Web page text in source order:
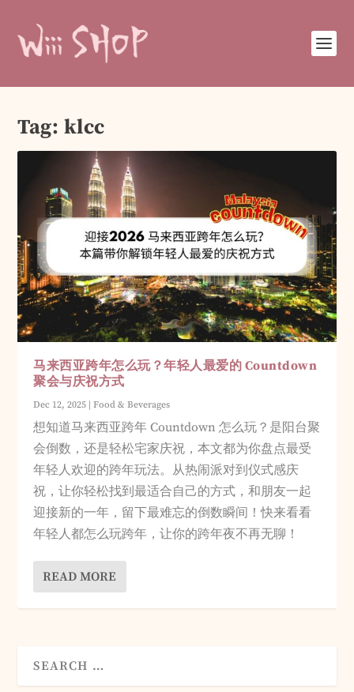
Tag: klcc
马来西亚跨年怎么玩？年轻人最爱的 Countdown
聚会与庆祝方式
Dec 12, 2025 |Food & Beverages
想知道马来西亚跨年 Countdown 怎么玩？是阳台聚
会倒数，还是轻松宅家庆祝，本文都为你盘点最受
年轻人欢迎的跨年玩法。从热闹派对到仪式感庆
祝，让你轻松找到最适合自己的方式，和朋友一起
迎接新的一年，留下最难忘的倒数瞬间！快来看看
年轻人都怎么玩跨年，让你的跨年夜不再无聊！
READ MORE